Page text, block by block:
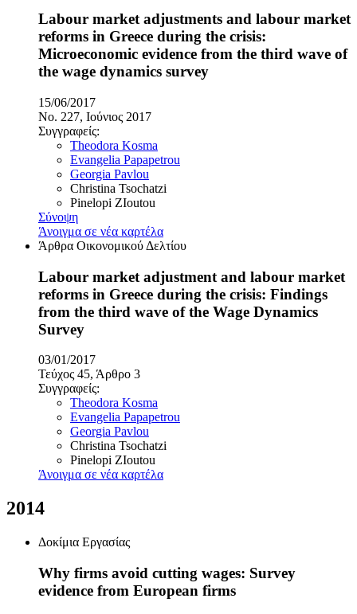
Labour market adjustments and labour market
reforms in Greece during the crisis:
Microeconomic evidence from the third wave of
the wage dynamics survey
15/06/2017
No. 227, Ιούνιος 2017
Συγγραφείς:
Theodora Kosma
Evangelia Papapetrou
Georgia Pavlou
Christina Tsochatzi
Pinelopi ZIoutou
Σύνοψη
Άνοιγμα σε νέα καρτέλα
Άρθρα Οικονομικού Δελτίου
Labour market adjustment and labour market
reforms in Greece during the crisis: Findings
from the third wave of the Wage Dynamics
Survey
03/01/2017
Τεύχος 45, Άρθρο 3
Συγγραφείς:
Theodora Kosma
Evangelia Papapetrou
Georgia Pavlou
Christina Tsochatzi
Pinelopi ZIoutou
Άνοιγμα σε νέα καρτέλα
2014
Δοκίμια Εργασίας
Why firms avoid cutting wages: Survey
evidence from European firms